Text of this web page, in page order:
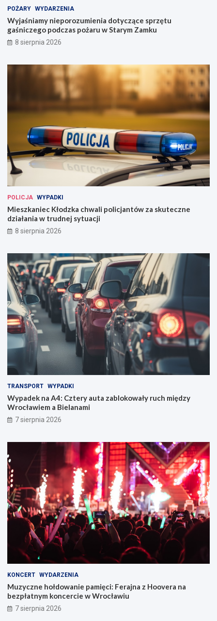
g
o
d
n
POŻARY WYDARZENIA
Wyjaśniamy nieporozumienia dotyczące sprzętu
gaśniczego podczas pożaru w Starym Zamku
8 sierpnia 2026
POLICJA WYPADKI
Mieszkaniec Kłodzka chwali policjantów za skuteczne
działania w trudnej sytuacji
8 sierpnia 2026
TRANSPORT WYPADKI
Wypadek na A4: Cztery auta zablokowały ruch między
Wrocławiem a Bielanami
7 sierpnia 2026
KONCERT WYDARZENIA
Muzyczne hołdowanie pamięci: Ferajna z Hoovera na
bezpłatnym koncercie w Wrocławiu
7 sierpnia 2026